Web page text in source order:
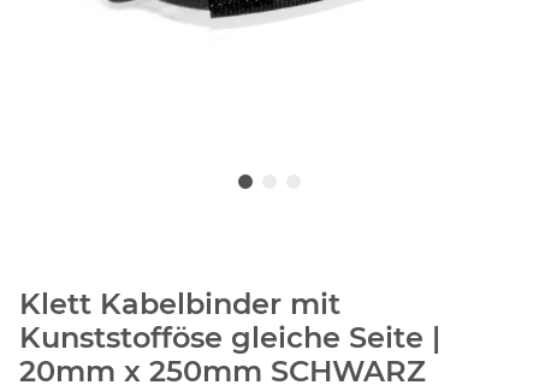
Klett Kabelbinder mit
Kunststofföse gleiche Seite |
20mm x 250mm SCHWARZ